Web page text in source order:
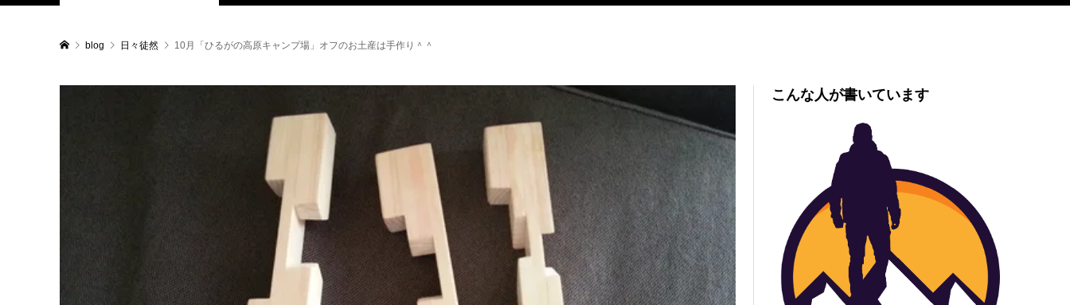
blog 日々徒然 10月「ひるがの高原キャンプ場」オフのお土産は手作り＾＾
こんな人が書いています